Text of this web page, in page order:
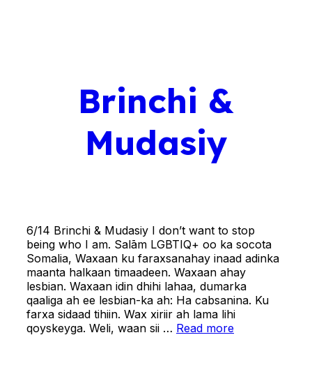
Brinchi &
Mudasiy
6/14 Brinchi & Mudasiy I don’t want to stop
being who I am. Salām LGBTIQ+ oo ka socota
Somalia, Waxaan ku faraxsanahay inaad adinka
maanta halkaan timaadeen. Waxaan ahay
lesbian. Waxaan idin dhihi lahaa, dumarka
qaaliga ah ee lesbian-ka ah: Ha cabsanina. Ku
farxa sidaad tihiin. Wax xiriir ah lama lihi
qoyskeyga. Weli, waan sii … Read more